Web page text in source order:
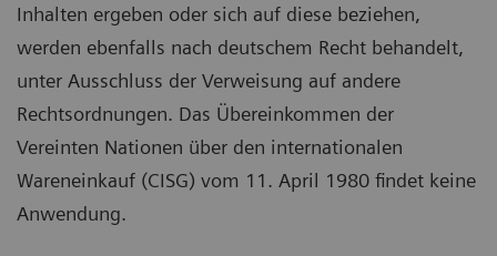
Inhalten ergeben oder sich auf diese beziehen,
werden ebenfalls nach deutschem Recht behandelt,
unter Ausschluss der Verweisung auf andere
Rechtsordnungen. Das Übereinkommen der
Vereinten Nationen über den internationalen
Wareneinkauf (CISG) vom 11. April 1980 findet keine
Anwendung.